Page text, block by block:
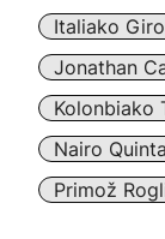
Italiako
Jonathan
Kolonbiako
Nairo
Primož